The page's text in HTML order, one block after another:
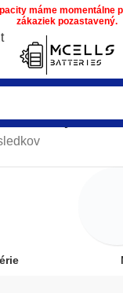
máme momentálne
zákaziek pozastavený.
diely